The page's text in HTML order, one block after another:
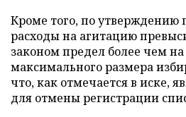
Кроме того, по утверждению
расходы на агитацию
законом предел более чем на
максимального размера
что, как отмечается в иске,
для отмены регистрации